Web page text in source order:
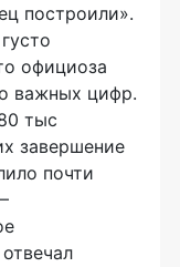
построили».
густо
официоза
важных цифр.
тыс
завершение
почти